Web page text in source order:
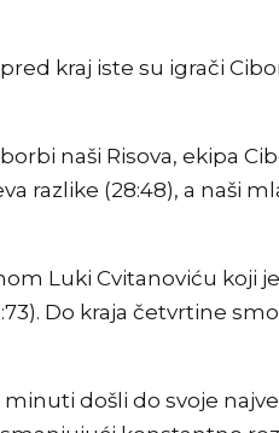
kraj iste su igrači
naši Risova, ekipa
razlike (28:48), a naši
Luki Cvitanoviću koji
Do kraja četvrtine
došli do svoje